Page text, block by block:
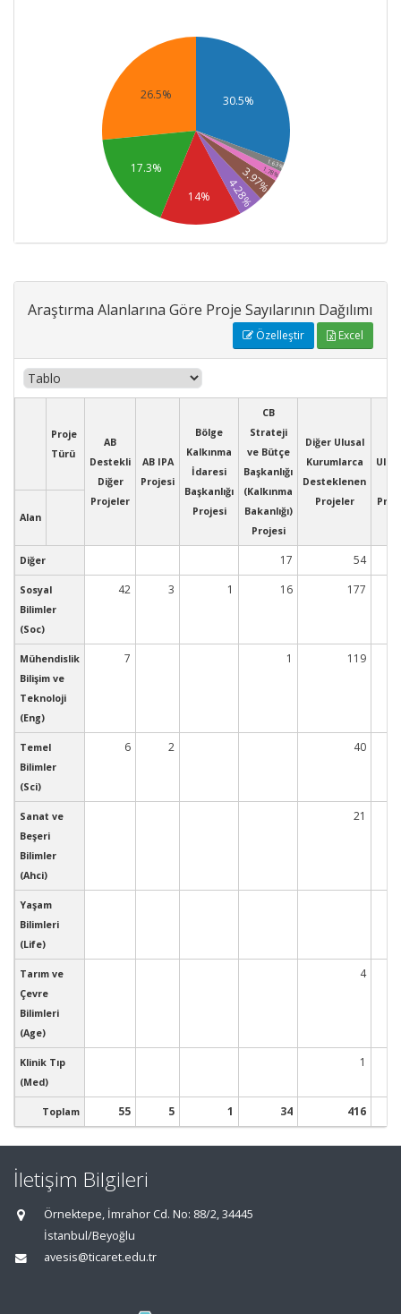
30.5%
26.5%
17.3%
14%
4.28%
3.97%
1.78%
1.63%
Araştırma Alanlarına Göre Proje Sayılarının Dağılımı
Özelleştir Excel
Proje
Türü
AB
Destekli
Diğer
Projeler
AB IPA
Projesi
Bölge
Kalkınma
İdaresi
Başkanlığı
Projesi
CB
Strateji
ve Bütçe
Başkanlığı
(Kalkınma
Bakanlığı)
Projesi
Diğer Ulusal
Kurumlarca
Desteklenen
Projeler
Alan
Diğer 17 54
Sosyal
Bilimler
(Soc)
42 3 1 16 177
Mühendislik
Bilişim ve
Teknoloji
(Eng)
7 1 119
Temel
Bilimler
(Sci)
6 2 40
Sanat ve
Beşeri
Bilimler
(Ahci)
21
Yaşam
Bilimleri
(Life)
Tarım ve
Çevre
Bilimleri
(Age)
4
Klinik Tıp
(Med)
1
Toplam 55 5 1 34 416
İletişim Bilgileri
Örnektepe, İmrahor Cd. No: 88/2, 34445
İstanbul/Beyoğlu
avesis@ticaret.edu.tr